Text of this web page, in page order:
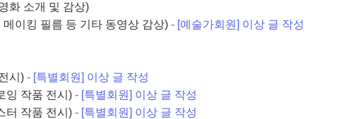
화 소개 및 감상)
이킹 필름 등 기타 동영상 감상) - [예술가회원] 이상 글 작성
시) - [특별회원] 이상 글 작성
잉 작품 전시) - [특별회원] 이상 글 작성
터 작품 전시) - [특별회원] 이상 글 작성